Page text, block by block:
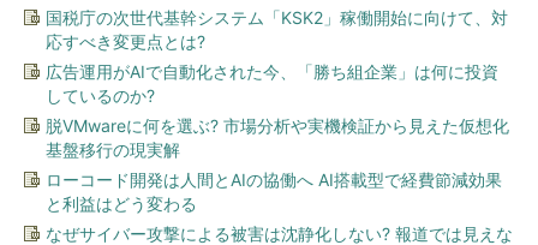
国税庁の次世代基幹システム「KSK2」稼働開始に向けて、対
応すべき変更点とは?
広告運用がAIで自動化された今、「勝ち組企業」は何に投資
しているのか?
脱VMwareに何を選ぶ? 市場分析や実機検証から見えた仮想化
基盤移行の現実解
ローコード開発は人間とAIの協働へ AI搭載型で経費節減効果
と利益はどう変わる
なぜサイバー攻撃による被害は沈静化しない? 報道では見えな